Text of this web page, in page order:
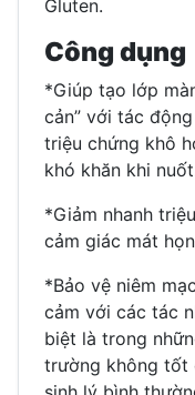
Gluten.
Công dụng
*Giúp tạo lớp
cản” với tác
triệu chứng khô
khó khăn khi
*Giảm nhanh
cảm giác mát
*Bảo vệ niêm
cảm với các tác
biệt là trong
trường không tốt